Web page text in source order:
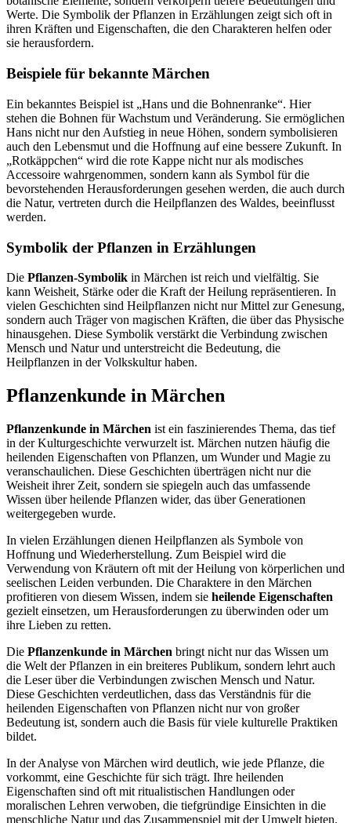
Werte. Die Symbolik der Pflanzen in Erzählungen zeigt sich oft in
ihren Kräften und Eigenschaften, die den Charakteren helfen oder
sie herausfordern.
Beispiele für bekannte Märchen
Ein bekanntes Beispiel ist „Hans und die Bohnenranke“. Hier
stehen die Bohnen für Wachstum und Veränderung. Sie ermöglichen
Hans nicht nur den Aufstieg in neue Höhen, sondern symbolisieren
auch den Lebensmut und die Hoffnung auf eine bessere Zukunft. In
„Rotkäppchen“ wird die rote Kappe nicht nur als modisches
Accessoire wahrgenommen, sondern kann als Symbol für die
bevorstehenden Herausforderungen gesehen werden, die auch durch
die Natur, vertreten durch die Heilpflanzen des Waldes, beeinflusst
werden.
Symbolik der Pflanzen in Erzählungen
Die Pflanzen-Symbolik in Märchen ist reich und vielfältig. Sie
kann Weisheit, Stärke oder die Kraft der Heilung repräsentieren. In
vielen Geschichten sind Heilpflanzen nicht nur Mittel zur Genesung,
sondern auch Träger von magischen Kräften, die über das Physische
hinausgehen. Diese Symbolik verstärkt die Verbindung zwischen
Mensch und Natur und unterstreicht die Bedeutung, die
Heilpflanzen in der Volkskultur haben.
Pflanzenkunde in Märchen
Pflanzenkunde in Märchen ist ein faszinierendes Thema, das tief
in der Kulturgeschichte verwurzelt ist. Märchen nutzen häufig die
heilenden Eigenschaften von Pflanzen, um Wunder und Magie zu
veranschaulichen. Diese Geschichten überträgen nicht nur die
Weisheit ihrer Zeit, sondern sie spiegeln auch das umfassende
Wissen über heilende Pflanzen wider, das über Generationen
weitergegeben wurde.
In vielen Erzählungen dienen Heilpflanzen als Symbole von
Hoffnung und Wiederherstellung. Zum Beispiel wird die
Verwendung von Kräutern oft mit der Heilung von körperlichen und
seelischen Leiden verbunden. Die Charaktere in den Märchen
profitieren von diesem Wissen, indem sie heilende Eigenschaften
gezielt einsetzen, um Herausforderungen zu überwinden oder um
ihre Lieben zu retten.
Die Pflanzenkunde in Märchen bringt nicht nur das Wissen um
die Welt der Pflanzen in ein breiteres Publikum, sondern lehrt auch
die Leser über die Verbindungen zwischen Mensch und Natur.
Diese Geschichten verdeutlichen, dass das Verständnis für die
heilenden Eigenschaften von Pflanzen nicht nur von großer
Bedeutung ist, sondern auch die Basis für viele kulturelle Praktiken
bildet.
In der Analyse von Märchen wird deutlich, wie jede Pflanze, die
vorkommt, eine Geschichte für sich trägt. Ihre heilenden
Eigenschaften sind oft mit ritualistischen Handlungen oder
moralischen Lehren verwoben, die tiefgründige Einsichten in die
menschliche Natur und das Zusammenspiel mit der Umwelt bieten.